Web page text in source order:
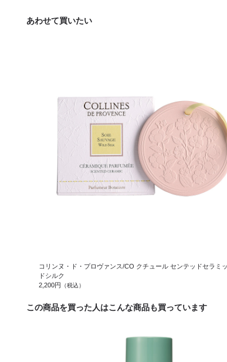
あわせて買いたい
コリンヌ・ド・プロヴァンス/CO クチュール センテッドセラミ
ドシルク
2,200円
（税込）
この商品を買った人はこんな商品も買っています